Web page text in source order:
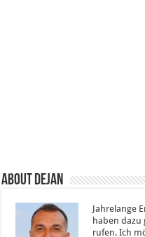
About Dejan
Jahrelange
haben dazu
rufen. Ich